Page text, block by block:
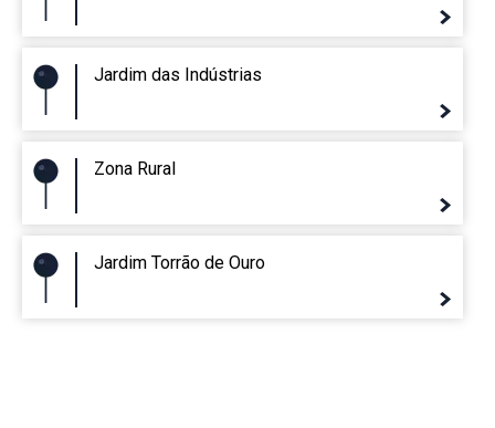
Jardim das Indústrias
Zona Rural
Jardim Torrão de Ouro